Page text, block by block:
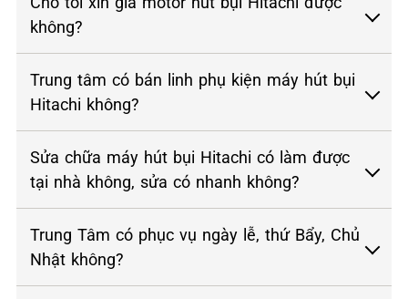
không?
Trung tâm có bán linh phụ kiện máy hút bụi
Hitachi không?
Sửa chữa máy hút bụi Hitachi có làm được
tại nhà không, sửa có nhanh không?
Trung Tâm có phục vụ ngày lễ, thứ Bẩy, Chủ
Nhật không?